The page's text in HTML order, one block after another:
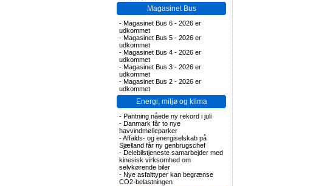
Magasinet Bus
- Magasinet Bus 6 - 2026 er
udkommet
- Magasinet Bus 5 - 2026 er
udkommet
- Magasinet Bus 4 - 2026 er
udkommet
- Magasinet Bus 3 - 2026 er
udkommet
- Magasinet Bus 2 - 2026 er
udkommet
Energi, miljø og klima
- Pantning nåede ny rekord i juli
- Danmark får to nye
havvindmølleparker
-Affalds- og energiselskab på
Sjælland får ny genbrugschef
- Delebilstjeneste samarbejder med
kinesisk virksomhed om
selvkørende biler
- Nye asfalttyper kan begrænse
CO2-belastningen